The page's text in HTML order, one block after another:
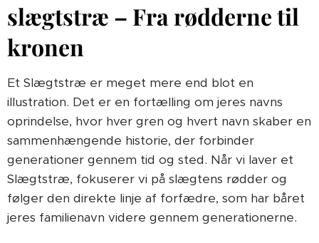
slægtstræ – Fra rødderne til
kronen
Et Slægtstræ er meget mere end blot en
illustration. Det er en fortælling om jeres navns
oprindelse, hvor hver gren og hvert navn skaber en
sammenhængende historie, der forbinder
generationer gennem tid og sted. Når vi laver et
Slægtstræ, fokuserer vi på slægtens rødder og
følger den direkte linje af forfædre, som har båret
jeres familienavn videre gennem generationerne.